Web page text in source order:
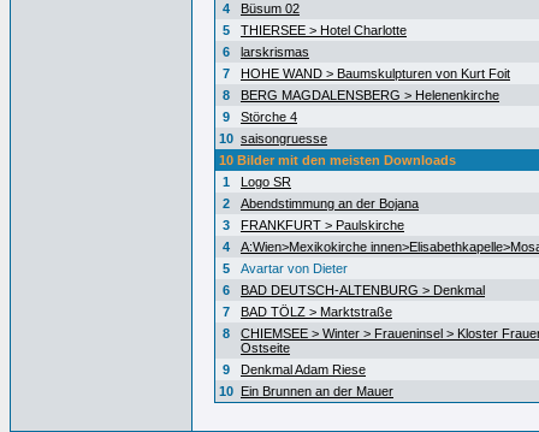
4
Büsum 02
5
THIERSEE > Hotel Charlotte
6
larskrismas
7
HOHE WAND > Baumskulpturen von Kurt Foit
8
BERG MAGDALENSBERG > Helenenkirche
9
Störche 4
10 saisongruesse
10 Bilder mit den meisten Downloads
1
Logo SR
2
Abendstimmung an der Bojana
3
FRANKFURT > Paulskirche
4
A:Wien>Mexikokirche
5
Avartar von Dieter
6
BAD DEUTSCH-ALTENBURG > Denkmal
7
BAD TÖLZ > Marktstraße
8
CHIEMSEE > Winter > Fraueninsel > Kloster
Ostseite
9
Denkmal Adam Riese
10 Ein Brunnen an der Mauer